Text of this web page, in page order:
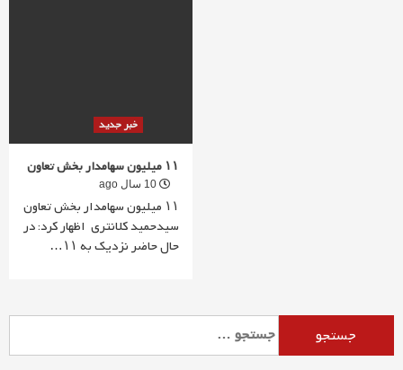
خبر جدید
۱۱ میلیون سهامدار بخش تعاون
۱۱ میلیون سهامدار بخش تعاون
سیدحمید كلانتری اظهار کرد: در
حال حاضر نزدیک به ۱۱…
برای: